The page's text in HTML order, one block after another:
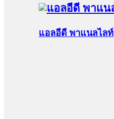
แอลอีดี พาแนลไลท์